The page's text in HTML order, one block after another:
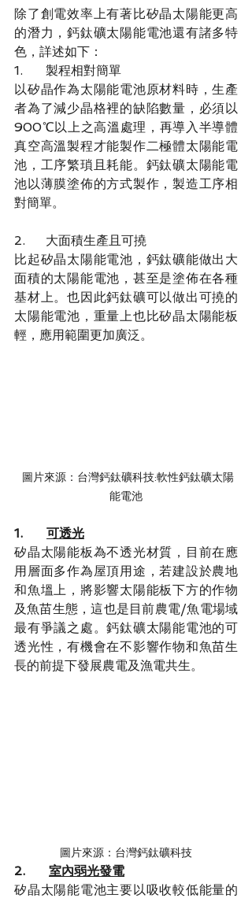
除了創電效率上有著比矽晶太陽能更高
的潛力，鈣鈦礦太陽能電池還有諸多特
色，詳述如下：
1.	製程相對簡單
以矽晶作為太陽能電池原材料時，生產
者為了減少晶格裡的缺陷數量，必須以
900℃以上之高溫處理，再導入半導體
真空高溫製程才能製作二極體太陽能電
池，工序繁瑣且耗能。鈣鈦礦太陽能電
池以薄膜塗佈的方式製作，製造工序相
對簡單。
2.	大面積生產且可撓
比起矽晶太陽能電池，鈣鈦礦能做出大
面積的太陽能電池，甚至是塗佈在各種
基材上。也因此鈣鈦礦可以做出可撓的
太陽能電池，重量上也比矽晶太陽能板
輕，應用範圍更加廣泛。
圖片來源：台灣鈣鈦礦科技:軟性鈣鈦礦太陽
能電池
1. 可透光
矽晶太陽能板為不透光材質，目前在應
用層面多作為屋頂用途，若建設於農地
和魚塭上，將影響太陽能板下方的作物
及魚苗生態，這也是目前農電/魚電場域
最有爭議之處。鈣鈦礦太陽能電池的可
透光性，有機會在不影響作物和魚苗生
長的前提下發展農電及漁電共生。
圖片來源：台灣鈣鈦礦科技
2. 室內弱光發電
矽晶太陽能電池主要以吸收較低能量的